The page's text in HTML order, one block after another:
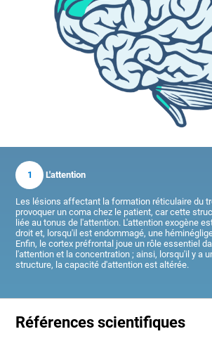
1 L'attention
Les lésions affectant la formation réticulaire du
provoquer un coma chez le patient, car cette
liée au tonus de l'attention. L'attention exogène
droit et, lorsqu'il est endommagé, une
Enfin, le cortex préfrontal joue un rôle essentiel
l'attention et la concentration ; ainsi, lorsqu'il y a
structure, la capacité d'attention est altérée.
Références scientifiques